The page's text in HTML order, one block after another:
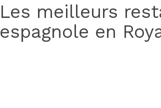
Les meilleurs
espagnole en